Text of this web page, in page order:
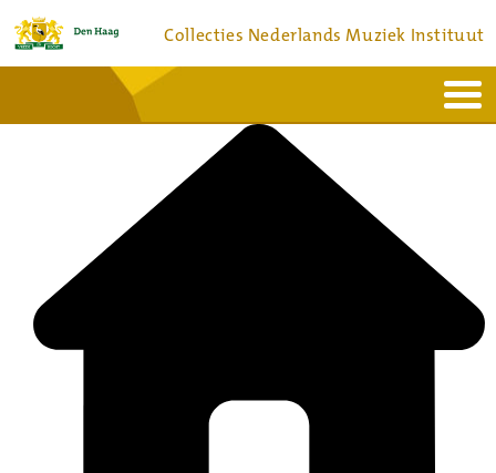
Collecties Nederlands Muziek Instituut
Bronnen en collecties